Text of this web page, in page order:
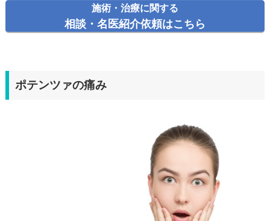
施術・治療に関する
相談・名医紹介依頼はこちら
ポテンツァの痛み